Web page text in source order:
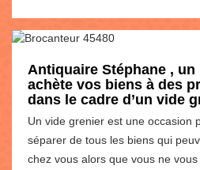
Antiquaire Stéphane ,
achète vos biens à des
dans le cadre d’un vide
Un vide grenier est une occasion
séparer de tous les biens qui
chez vous alors que vous ne vous